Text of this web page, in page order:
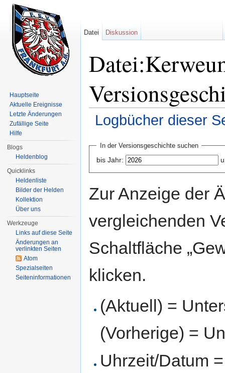
Logbücher dieser
In der Versionsgeschichte suchen
bis Jahr:
Zur Anzeige der
vergleichenden
Schaltfläche
klicken.
(Aktuell) =
(Vorherige) =
Uhrzeit/Datum
Datei Diskussion
Hauptseite
Aktuelle Ereignisse
Letzte Änderungen
Zufällige Seite
Hilfe
Blogs
Heldenblog
Quicklinks
Heldenliste
Bilder der Helden
Kollektion
Über uns
Werkzeuge
Links auf diese Seite
Änderungen an
verlinkten Seiten
Atom
Spezialseiten
Seiten­informationen